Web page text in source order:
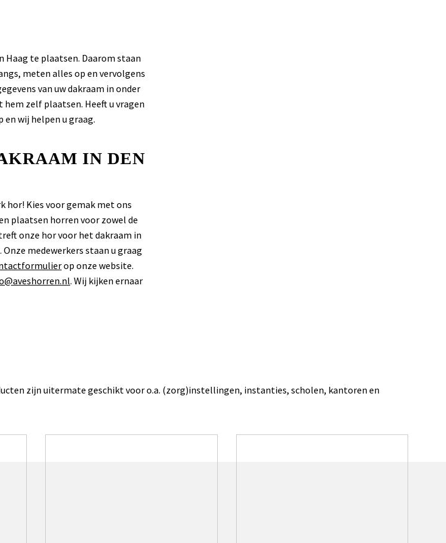
Haag te plaatsen. Daarom staan
meten alles op en vervolgens
van uw dakraam in onder
zelf plaatsen. Heeft u vragen
wij helpen u graag.
IN DEN
hor! Kies voor gemak met ons
plaatsen horren voor zowel de
onze hor voor het dakraam in
medewerkers staan u graag
op onze website.
. Wij kijken ernaar
zijn uitermate geschikt voor o.a. (zorg)instellingen, instanties, scholen, kantoren en